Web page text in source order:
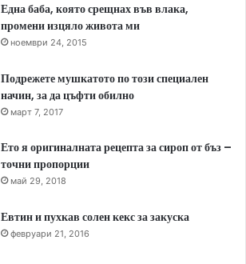
Една баба, която срещнах във влака,
промени изцяло живота ми
ноември 24, 2015
Подрежете мушкатото по този специален
начин, за да цъфти обилно
март 7, 2017
Ето я оригиналната рецепта за сироп от бъз –
точни пропорции
май 29, 2018
Евтин и пухкав солен кекс за закуска
февруари 21, 2016